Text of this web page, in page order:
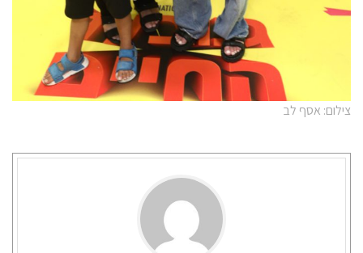
צילום: אסף לב